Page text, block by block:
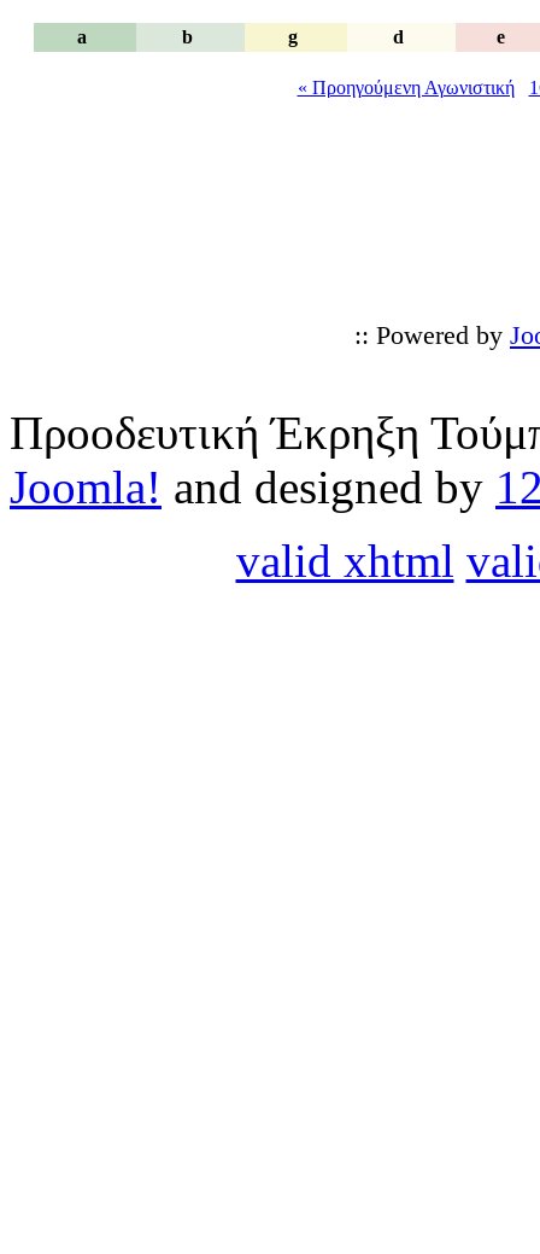
a b g d e
« Προηγούμενη Αγωνιστική
:: Powered by
Προοδευτική Έκρηξη
Joomla! and designed by
valid xhtml